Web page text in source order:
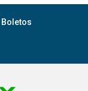
Boletos